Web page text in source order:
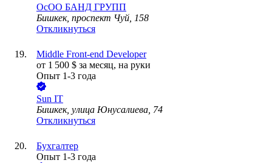
ОсОО БАНД ГРУПП
Бишкек, проспект Чуй, 158
Откликнуться
Middle Front-end Developer
от 1 500 $ за месяц, на руки
Опыт 1-3 года
Sun IT
Бишкек, улица Юнусалиева, 74
Откликнуться
Бухгалтер
Опыт 1-3 года